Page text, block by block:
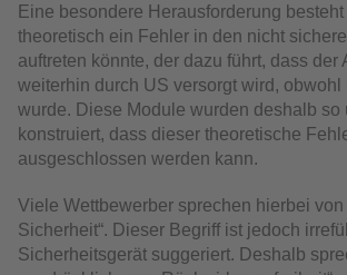
Eine besondere Herausforderung
theoretisch ein Fehler in den nicht
auftreten könnte, der dazu führt, dass der
weiterhin durch US versorgt wird, obwohl
wurde. Diese Module wurden deshalb so
konstruiert, dass dieser theoretische
ausgeschlossen werden kann.
Viele Wettbewerber sprechen hierbei von
Sicherheit“. Dieser Begriff ist jedoch
Sicherheitsgerät suggeriert. Deshalb